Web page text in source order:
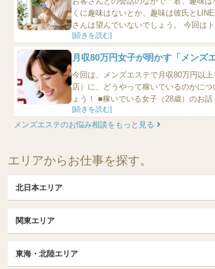
くに趣味はないとか、趣味は彼氏と
さんは望んでいないでしょう。 今回は
歳）に、お客さんに趣味を聞かれたと
[続きを読む]
月収80万円女子が明かす「メンズ
今回は、メンズエステで月収80万円以
店）に、どうやって稼いでいるのかに
ょう！ ■稼いでいる女子（28歳）のお話 もちろん、自分が出勤する日に、お客様を呼ぶという
ことはやっています。お客さんを呼ぶ
ぶ・呼ばないということより...
[続きを読む]
メンズエステのお悩み相談をもっと見る
エリアからお仕事を探す。
北日本エリア
北海道（札幌・旭川・函館）
福島 (いわき・郡山)
関東エリア
大宮・浦和・川口 越
東海・北陸エリア